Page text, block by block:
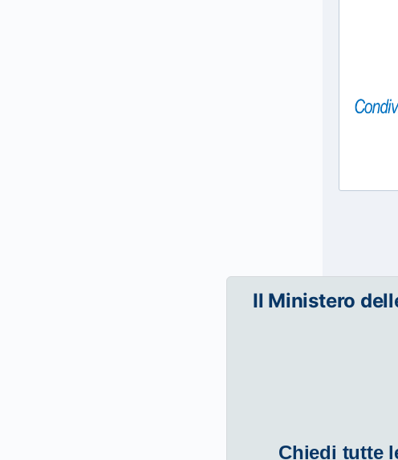
Il Ministero
Chiedi tutte